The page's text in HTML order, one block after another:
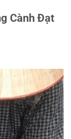
Cành Đạt